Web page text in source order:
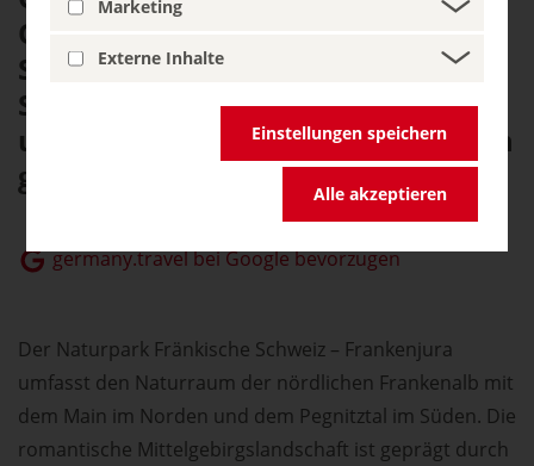
Marketing
Externe Inhalte
Einstellungen speichern
Alle akzeptieren
Qualitätsnaturpark Fränkische
Schweiz – Frankenjura im
Städtedreieck Bamberg, Bayreuth
und Nürnberg einer der größten in
ganz Deutschland.
germany.travel bei Google bevorzugen
Der Naturpark Fränkische Schweiz – Frankenjura
umfasst den Naturraum der nördlichen Frankenalb mit
dem Main im Norden und dem Pegnitztal im Süden. Die
romantische Mittelgebirgslandschaft ist geprägt durch